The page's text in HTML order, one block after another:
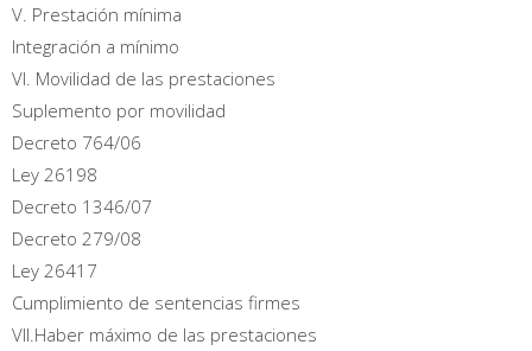
V. Prestación mínima
Integración a mínimo
VI. Movilidad de las prestaciones
Suplemento por movilidad
Decreto 764/06
Ley 26198
Decreto 1346/07
Decreto 279/08
Ley 26417
Cumplimiento de sentencias firmes
VII.Haber máximo de las prestaciones